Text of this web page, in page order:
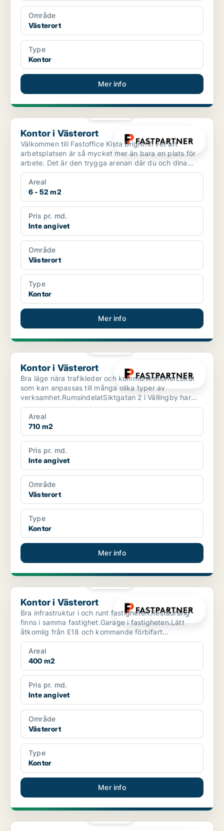
Område
Västerort
Type
Kontor
Mer info
Kontor i Västerort
Kontor i Västerort
Välkommen till Fastoffice Kista Bright!Vi vet att
arbetsplatsen är så mycket mer än bara en plats för
arbete. Det är den trygga arenan där du och dina
kolleg...
Areal
6 - 52 m2
Pris pr. md.
Inte angivet
Område
Västerort
Type
Kontor
Mer info
Kontor i Västerort
Kontor i Västerort
Bra läge nära trafikleder och kommunikationerLokal
som kan anpassas till många olika typer av
verksamhet.RumsindelatSiktgatan 2 i Vällingby har
mycket goda k...
Areal
710 m2
Pris pr. md.
Inte angivet
Område
Västerort
Type
Kontor
Mer info
Kontor i Västerort
Kontor i Västerort
Bra infrastruktur i och runt fastigheten.Restaurang
finns i samma fastighet.Garage i fastigheten.Lätt
åtkomlig från E18 och kommande förbifart
Stockholm.Buss...
Areal
400 m2
Pris pr. md.
Inte angivet
Område
Västerort
Type
Kontor
Mer info
Kontor i Västerort